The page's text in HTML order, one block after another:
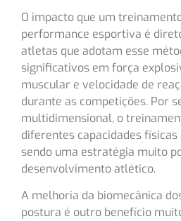
O impacto que um
performance esportiva é
atletas que adotam esse
significativos em força
muscular e velocidade de
durante as competições. Por
multidimensional, o
diferentes capacidades
sendo uma estratégia muito
desenvolvimento atlético.
A melhoria da biomecânica
postura é outro benefício